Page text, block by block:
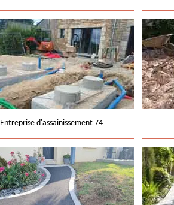
Entreprise d'assainissement 74